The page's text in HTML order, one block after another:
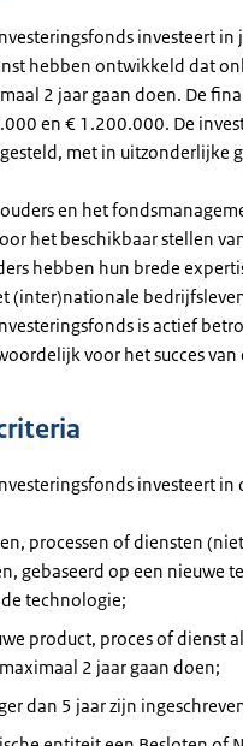
investeert
hebben ontwikkeld dat
2 jaar gaan doen. De
en € 1.200.000. De
met in uitzonderlijke
en het
het beschikbaar stellen
hebben hun brede
(inter)nationale
is actief
voor het succes
investeert
processen of diensten
gebaseerd op een nieuwe
technologie;
product, proces of dienst
2 jaar gaan doen;
dan 5 jaar zijn